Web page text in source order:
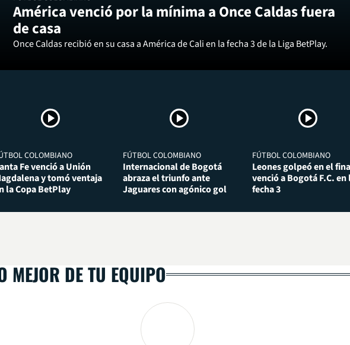
América venció por la mínima a Once Caldas fuera
de casa
Once Caldas recibió en su casa a América de Cali en la fecha 3 de la Liga BetPlay.
COLOMBIANO
Fe venció a Unión
y tomó ventaja
la Copa BetPlay
FÚTBOL COLOMBIANO
Internacional de Bogotá
abraza el triunfo ante
Jaguares con agónico gol
FÚTBOL COLOMBIANO
Leones golpeó en el
venció a Bogotá F.C. en
fecha 3
MEJOR DE TU EQUIPO